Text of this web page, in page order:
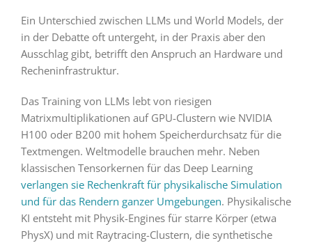
Ein Unterschied zwischen LLMs und World Models, der
in der Debatte oft untergeht, in der Praxis aber den
Ausschlag gibt, betrifft den Anspruch an Hardware und
Recheninfrastruktur.
Das Training von LLMs lebt von riesigen
Matrixmultiplikationen auf GPU-Clustern wie NVIDIA
H100 oder B200 mit hohem Speicherdurchsatz für die
Textmengen. Weltmodelle brauchen mehr. Neben
klassischen Tensorkernen für das Deep Learning
verlangen sie Rechenkraft für physikalische Simulation
und für das Rendern ganzer Umgebungen. Physikalische
KI entsteht mit Physik-Engines für starre Körper (etwa
PhysX) und mit Raytracing-Clustern, die synthetische